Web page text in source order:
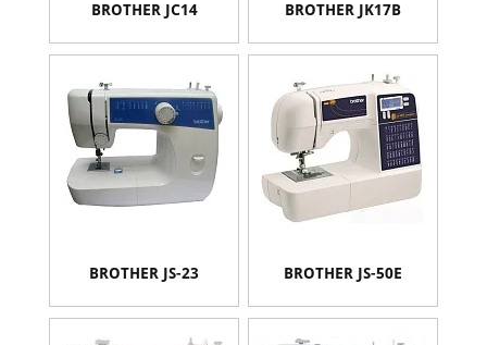
BROTHER JC14 BROTHER JK17B
BROTHER JS-23 BROTHER JS-50E